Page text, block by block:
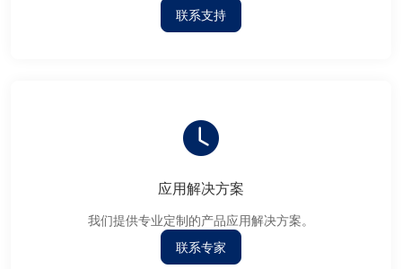
联系支持
应用解决方案
我们提供专业定制的产品应用解决方案。
联系专家